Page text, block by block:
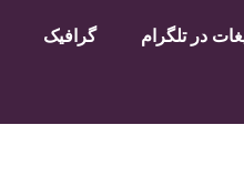
در تلگرام گرافیک